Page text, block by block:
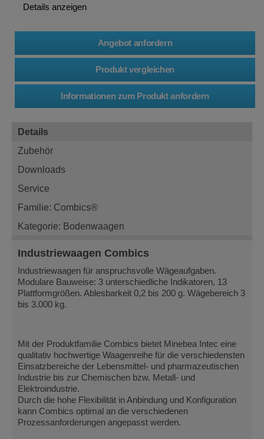
Details anzeigen
Details
Zubehör
Downloads
Service
Familie: Combics®
Kategorie: Bodenwaagen
Industriewaagen Combics
Industriewaagen für anspruchsvolle Wägeaufgaben.
Modulare Bauweise: 3 unterschiedliche Indikatoren, 13
Plattformgrößen. Ablesbarkeit 0,2 bis 200 g. Wägebereich 3
bis 3.000 kg.
Mit der Produktfamilie Combics bietet Minebea Intec eine
qualitativ hochwertige Waagenreihe für die verschiedensten
Einsatzbereiche der Lebensmittel- und pharmazeutischen
Industrie bis zur Chemischen bzw. Metall- und
Elektroindustrie.
Durch die hohe Flexibilität in Anbindung und Konfiguration
kann Combics optimal an die verschiedenen
Prozessanforderungen angepasst werden.